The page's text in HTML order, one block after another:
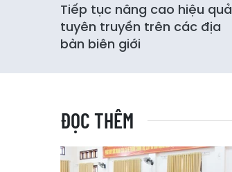
Tiếp tục nâng cao hiệu quả
tuyên truyền trên các địa
bàn biên giới
ĐỌC THÊM